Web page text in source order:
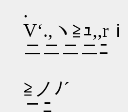
.
V‘.,ヽ≧ｭ,,r
ニニニニﾆ
;′ -
≧ノﾉ´ :|